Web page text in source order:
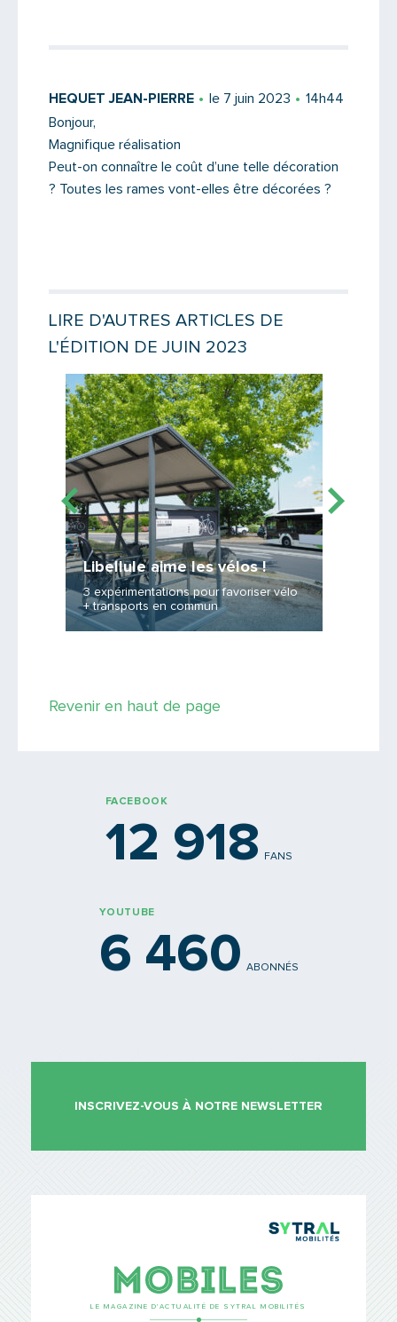
HEQUET JEAN-PIERRE le 7 juin 2023
14h44
Bonjour,
Magnifique réalisation
Peut-on connaître le coût d’une telle décoration
? Toutes les rames vont-elles être décorées ?
LIRE D'AUTRES ARTICLES DE
L'ÉDITION DE JUIN 2023
Lire la suite
Libellule aime les vélos !
3 expérimentations pour favoriser vélo
+ transports en commun
Revenir en haut de page
FACEBOOK
12 918 FANS
YOUTUBE
6 460 ABONNÉS
INSCRIVEZ-VOUS À NOTRE NEWSLETTER
LE MAGAZINE D’ACTUALITÉ DE SYTRAL MOBILITÉS